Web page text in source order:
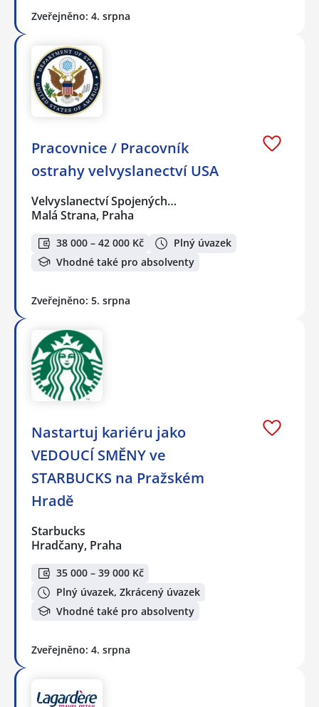
Zveřejněno: 4. srpna
Pracovnice / Pracovník
ostrahy velvyslanectví USA
Velvyslanectví Spojených…
Malá Strana, Praha
38 000 – 42 000 Kč
Plný úvazek
Vhodné také pro absolventy
Zveřejněno: 5. srpna
Nastartuj kariéru jako
VEDOUCÍ SMĚNY ve
STARBUCKS na Pražském
Hradě
Starbucks
Hradčany, Praha
35 000 – 39 000 Kč
Plný úvazek, Zkrácený úvazek
Vhodné také pro absolventy
Zveřejněno: 4. srpna